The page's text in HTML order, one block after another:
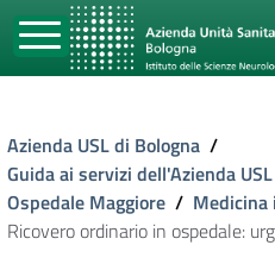
Azienda USL di Bologna /
Guida ai servizi dell'Azienda
Ospedale Maggiore / Medicina
Ricovero ordinario in ospedale: